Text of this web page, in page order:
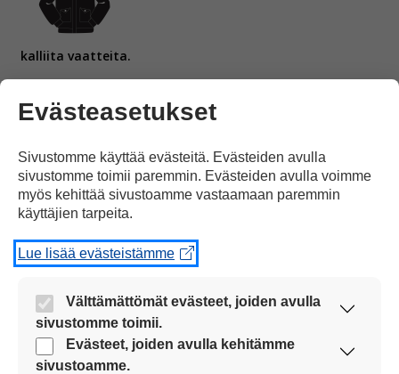
kalliita vaatteita.
Jengeissä on 13-20 -vuotiaita nuoria.
Koronaepidemian aikana
Evästeasetukset
Sivustomme käyttää evästeitä. Evästeiden avulla
sivustomme toimii paremmin. Evästeiden avulla voimme
myös kehittää sivustoamme vastaamaan paremmin
käyttäjien tarpeita.
Lue lisää evästeistämme
Välttämättömät evästeet, joiden avulla
sivustomme toimii.
Nämä evästeet ovat aina käytössä, jotta
sivustoamme voi käyttää sujuvasti ja turvallisesti.
Evästeet, joiden avulla kehitämme
sivustoamme.